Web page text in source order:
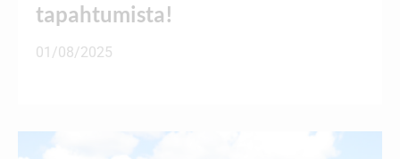
tapahtumista!
01/08/2025